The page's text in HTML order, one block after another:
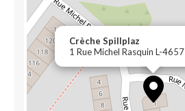
Crèche Spillplaz
1 Rue Michel Rasquin L-